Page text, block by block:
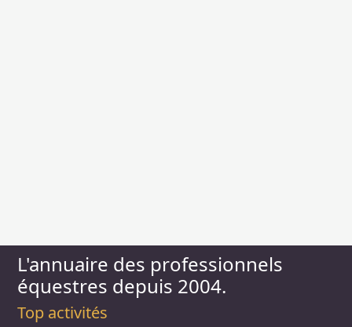
L'annuaire des professionnels
équestres depuis 2004.
Top activités